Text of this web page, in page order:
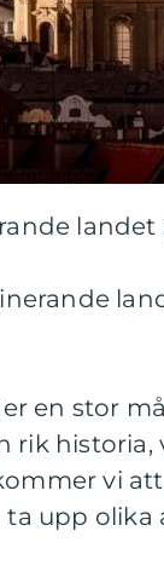
landet
en stor
rik historia,
vi
upp olika